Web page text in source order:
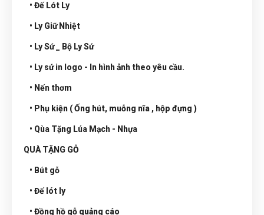
• Đế Lót Ly
• Ly Giữ Nhiệt
• Ly Sứ _ Bộ Ly Sứ
• Ly sứ in logo - In hình ảnh theo yêu cầu.
• Nến thơm
• Phụ kiện ( Ống hút, muỗng nĩa , hộp đựng )
• Qùa Tặng Lúa Mạch - Nhựa
QUÀ TẶNG GỖ
• Bút gỗ
• Đế lót ly
• Đồng hồ gỗ quảng cáo